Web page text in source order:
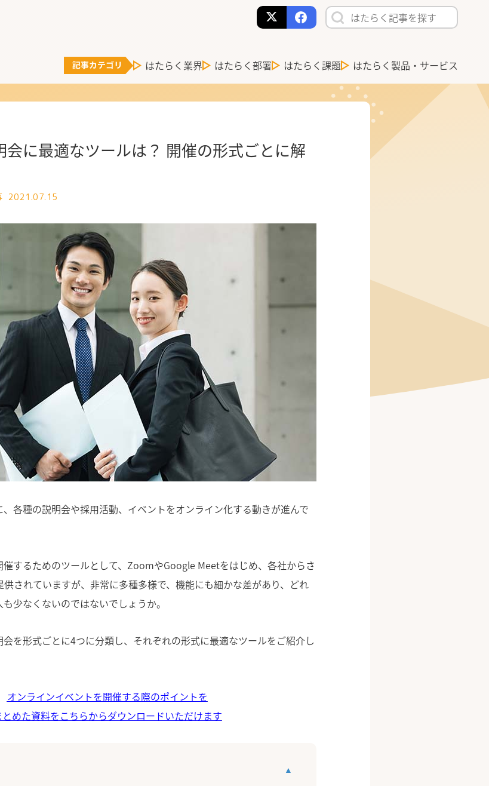
はたらく業界 はたらく部署 はたらく課題 はたらく製品・サービス
会に最適なツールは？ 開催の形式ごとに解
2021.07.15
各種の説明会や採用活動、イベントをオンライン化する動きが進んで
するためのツールとして、ZoomやGoogle Meetをはじめ、各社からさ
供されていますが、非常に多種多様で、機能にも細かな差があり、どれ
少なくないのではないでしょうか。
を形式ごとに4つに分類し、それぞれの形式に最適なツールをご紹介し
オンラインイベントを開催する際のポイントを
とめた資料をこちらからダウンロードいただけます